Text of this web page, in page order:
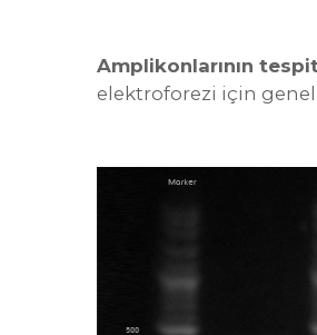
Amplikonlarının
elektroforezi için